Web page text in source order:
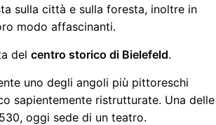
sulla città e sulla foresta, inoltre in
modo affascinanti.
del centro storico di Bielefeld.
uno degli angoli più pittoreschi
sapientemente ristrutturate. Una delle
oggi sede di un teatro.